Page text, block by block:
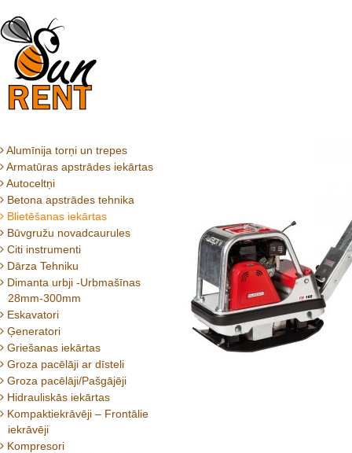
Alumīnija torņi un trepes
Armatūras apstrādes iekārtas
Autoceltņi
Betona apstrādes tehnika
Blietēšanas iekārtas
Būvgružu novadcaurules
Citi instrumenti
Dārza Tehniku
Dimanta urbji -Urbmašīnas
28mm-300mm
Eskavatori
Ģeneratori
Griešanas iekārtas
Groza pacēlāji ar dīsteli
Groza pacēlāji/Pašgājēji
Hidrauliskās iekārtas
Kompaktiekrāvēji – Frontālie
iekrāvēji
Kompresori